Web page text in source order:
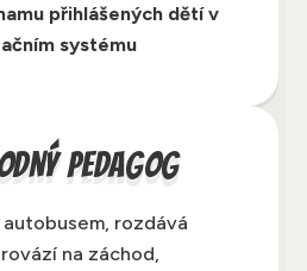
přihlášených dětí v
systému
pedagog
rozdává
na záchod,